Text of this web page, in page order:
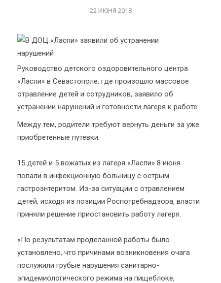
22 ИЮНЯ 2018
Руководство детского оздоровительного центра
«Ласпи» в Севастополе, где произошло массовое
отравление детей и сотрудников, заявило об
устранении нарушений и готовности лагеря к работе.
Между тем, родители требуют вернуть деньги за уже
приобретенные путевки.
15 детей и 5 вожатых из лагеря «Ласпи» 8 июня
попали в инфекционную больницу с острым
гастроэнтеритом. Из-за ситуации с отравлением
детей, исходя из позиции Роспотребнадзора, власти
приняли решение приостановить работу лагеря.
«По результатам проделанной работы было
установлено, что причинами возникновения очага
послужили грубые нарушения санитарно-
эпидемиологического режима на пищеблоке,